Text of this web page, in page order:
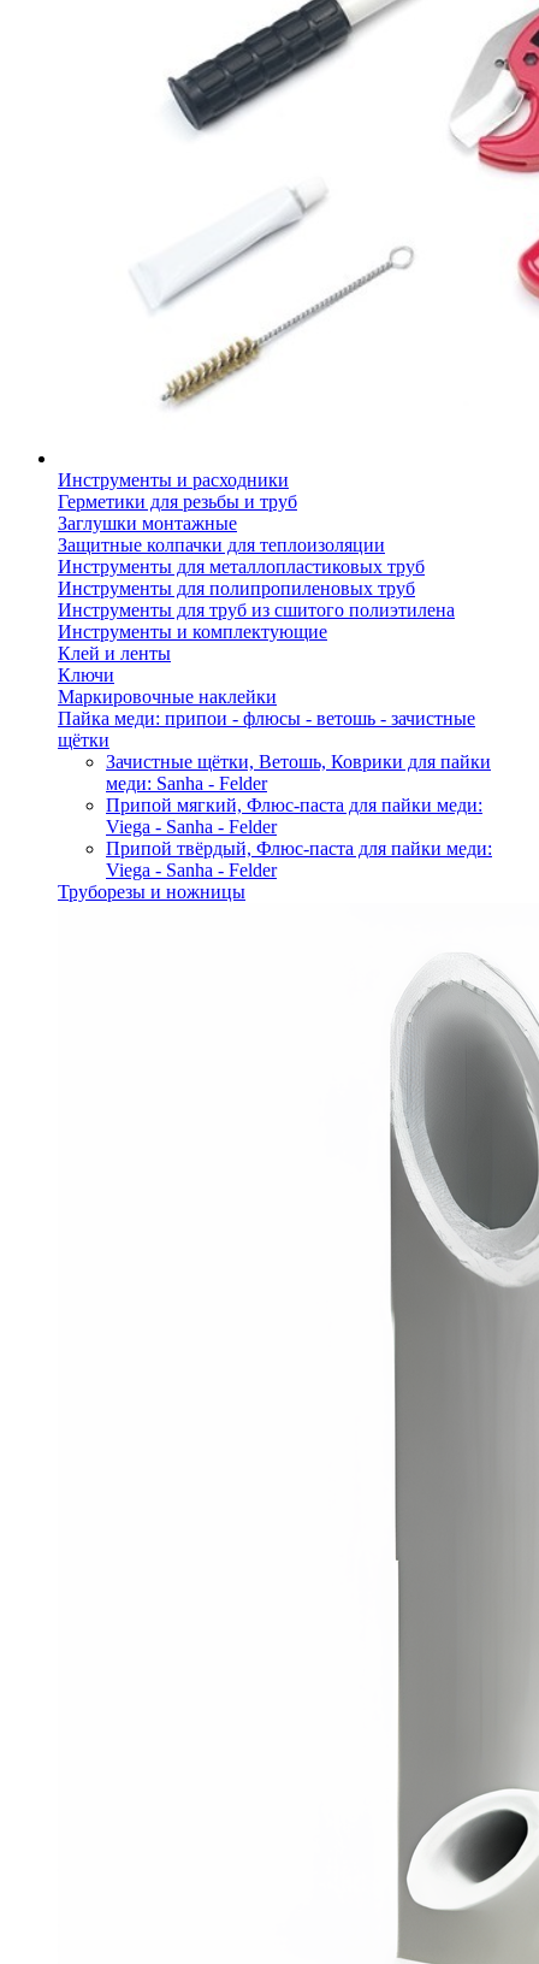
Инструменты и расходники
Герметики для резьбы и труб
Заглушки монтажные
Защитные колпачки для теплоизоляции
Инструменты для металлопластиковых труб
Инструменты для полипропиленовых труб
Инструменты для труб из сшитого полиэтилена
Инструменты и комплектующие
Клей и ленты
Ключи
Маркировочные наклейки
Пайка меди: припои - флюсы - ветошь - зачистные
щётки
Зачистные щётки, Ветошь, Коврики для пайки
меди: Sanha - Felder
Припой мягкий, Флюс-паста для пайки меди:
Viega - Sanha - Felder
Припой твёрдый, Флюс-паста для пайки меди:
Viega - Sanha - Felder
Труборезы и ножницы